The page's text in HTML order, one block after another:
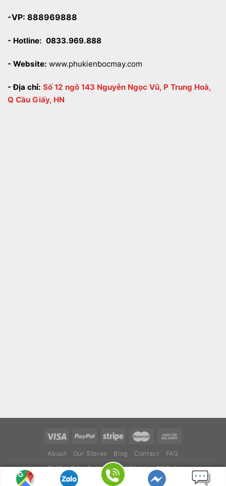
-VP: 888969888
- Hotline: 0833.969.888
- Website: www.phukienbocmay.com
- Địa chỉ: Số 12 ngõ 143 Nguyễn Ngọc Vũ, P Trung Hoà,
Q Cầu Giấy, HN
About Our Stores Blog Contact FAQ
Thiết kế & vận hành bởiDịch vụ SEO AI